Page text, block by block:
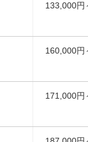
133,000円
160,000円
171,000円